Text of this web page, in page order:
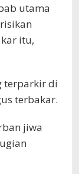
utama
itu,
terparkir di
terbakar.
jiwa